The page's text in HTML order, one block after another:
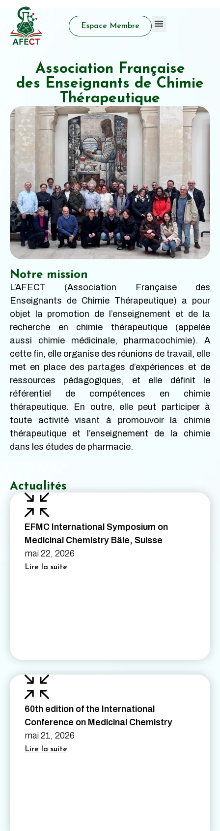
Espace Membre
Association Française
des Enseignants de Chimie
Thérapeutique
Notre mission
L’AFECT (Association Française des
Enseignants de Chimie Thérapeutique) a pour
objet la promotion de l’enseignement et de la
recherche en chimie thérapeutique (appelée
aussi chimie médicinale, pharmacochimie). A
cette fin, elle organise des réunions de travail, elle
met en place des partages d’expériences et de
ressources pédagogiques, et elle définit le
référentiel de compétences en chimie
thérapeutique. En outre, elle peut participer à
toute activité visant à promouvoir la chimie
thérapeutique et l’enseignement de la chimie
dans les études de pharmacie.
Actualités
EFMC International Symposium on
Medicinal Chemistry Bâle, Suisse
mai 22, 2026
Lire la suite
60th edition of the International
Conference on Medicinal Chemistry
mai 21, 2026
Lire la suite